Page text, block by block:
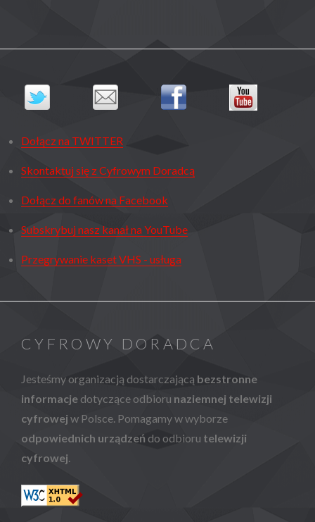
Dołącz na TWITTER
Skontaktuj się z Cyfrowym Doradcą
Dołącz do fanów na Facebook
Subskrybuj nasz kanał na YouTube
Przegrywanie kaset VHS - usługa
CYFROWY DORADCA
Jesteśmy organizacją dostarczającą bezstronne
informacje dotyczące odbioru naziemnej telewizji
cyfrowej w Polsce. Pomagamy w wyborze
odpowiednich urządzeń do odbioru telewizji
cyfrowej